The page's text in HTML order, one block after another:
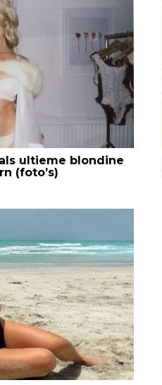
ultieme blondine
(foto’s)